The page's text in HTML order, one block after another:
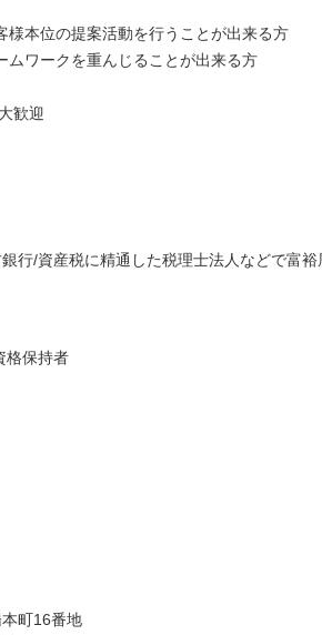
様本位の提案活動を行うことが出来る方
ムワークを重んじることが出来る方
歓迎
行/資産税に精通した税理士法人などで富裕
格保持者
本町16番地